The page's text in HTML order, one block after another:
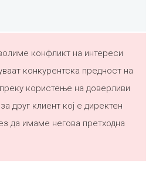
конфликт на интереси
конкурентска предност на
користење на доверливи
друг клиент кој е директен
да имаме негова претходна